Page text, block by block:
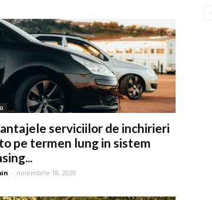
serviciilor de inchirieri
pe termen lung in sistem
- noiembrie 18, 2020